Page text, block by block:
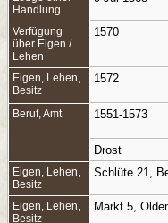
Handlung
Verfügung
über Eigen /
Lehen
1570
Eigen, Lehen,
Besitz
1572
Beruf, Amt 1551-1573
Drost
Eigen, Lehen,
Besitz
Schlüte 21,
Eigen, Lehen,
Besitz
Markt 5,